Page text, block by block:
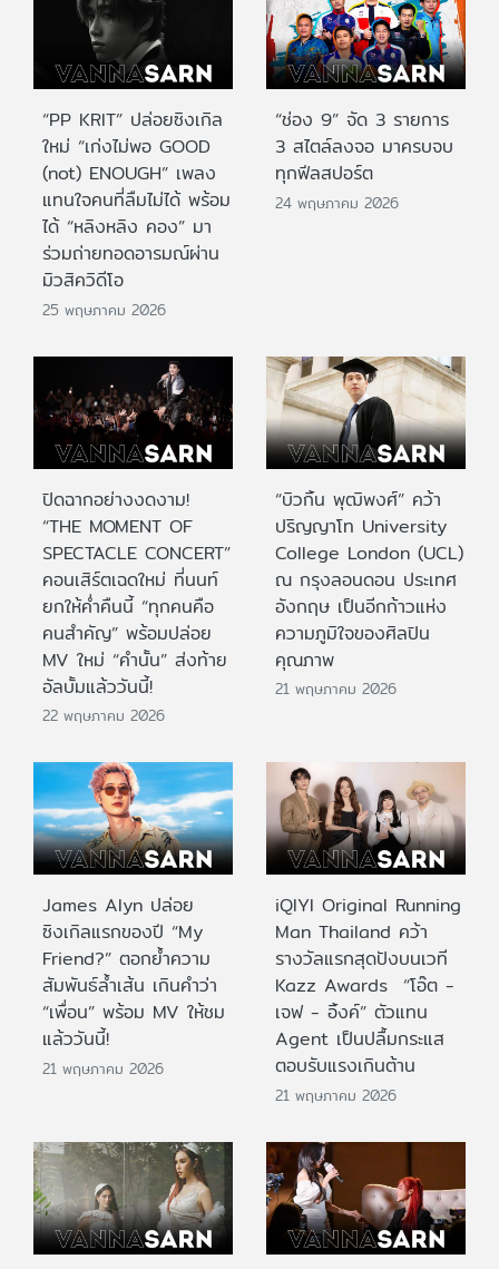
“PP KRIT” ปล่อยซิงเกิล
ใหม่ “เก่งไม่พอ GOOD
(not) ENOUGH” เพลง
แทนใจคนที่ลืมไม่ได้ พร้อม
ได้ “หลิงหลิง คอง” มา
ร่วมถ่ายทอดอารมณ์ผ่าน
มิวสิควิดีโอ
25 พฤษภาคม 2026
“ช่อง 9” จัด 3 รายการ
3 สไตล์ลงจอ มาครบจบ
ทุกฟีลสปอร์ต
24 พฤษภาคม 2026
ปิดฉากอย่างงดงาม!
“THE MOMENT OF
SPECTACLE CONCERT”
คอนเสิร์ตเฉดใหม่ ที่นนท์
ยกให้ค่ำคืนนี้ “ทุกคนคือ
คนสำคัญ” พร้อมปล่อย
MV ใหม่ “คำนั้น” ส่งท้าย
อัลบั้มแล้ววันนี้!
22 พฤษภาคม 2026
“บิวกิ้น พุฒิพงศ์” คว้า
ปริญญาโท University
College London (UCL)
ณ กรุงลอนดอน ประเทศ
อังกฤษ เป็นอีกก้าวแห่ง
ความภูมิใจของศิลปิน
คุณภาพ
21 พฤษภาคม 2026
James Alyn ปล่อย
ซิงเกิลแรกของปี “My
Friend?” ตอกย้ำความ
สัมพันธ์ล้ำเส้น เกินคำว่า
“เพื่อน” พร้อม MV ให้ชม
แล้ววันนี้!
21 พฤษภาคม 2026
iQIYI Original Running
Man Thailand คว้า
รางวัลแรกสุดปังบนเวที
Kazz Awards “โอ๊ต -
เจฟ - อิ้งค์” ตัวแทน
Agent เป็นปลื้มกระแส
ตอบรับแรงเกินต้าน
21 พฤษภาคม 2026